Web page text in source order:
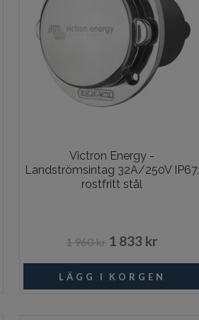
Victron Energy -
Landströmsintag 32A/250V IP67,
rostfritt stål
1 960 kr 1 833 kr
I lager